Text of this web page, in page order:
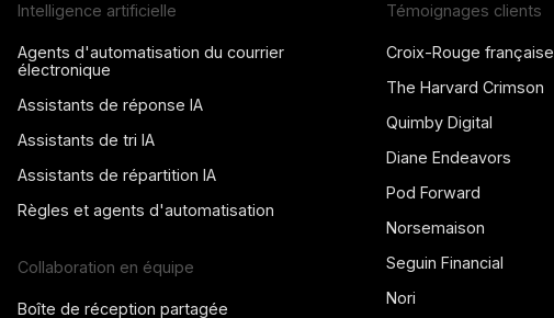
Intelligence artificielle
Agents d'automatisation du courrier
électronique
Assistants de réponse IA
Assistants de tri IA
Assistants de répartition IA
Règles et agents d'automatisation
Collaboration en équipe
Boîte de réception partagée
Témoignages clients
Croix-Rouge française
The Harvard Crimson
Quimby Digital
Diane Endeavors
Pod Forward
Norsemaison
Seguin Financial
Nori